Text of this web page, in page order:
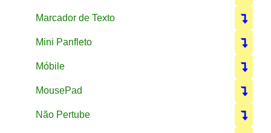
Marcador de Texto
Mini Panfleto
Móbile
MousePad
Não Pertube